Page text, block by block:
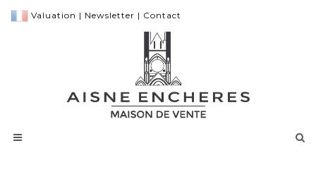
Valuation | Newsletter | Contact